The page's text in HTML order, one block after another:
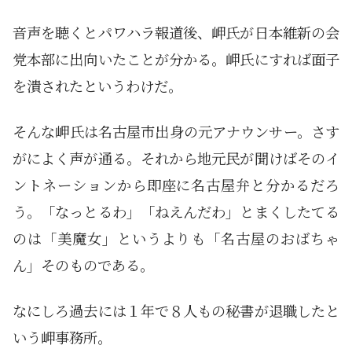
音声を聴くとパワハラ報道後、岬氏が日本維新の会
党本部に出向いたことが分かる。岬氏にすれば面子
を潰されたというわけだ。
そんな岬氏は名古屋市出身の元アナウンサー。さす
がによく声が通る。それから地元民が聞けばそのイ
ントネーションから即座に名古屋弁と分かるだろ
う。「なっとるわ」「ねえんだわ」とまくしたてる
のは「美魔女」というよりも「名古屋のおばちゃ
ん」そのものである。
なにしろ過去には１年で８人もの秘書が退職したと
いう岬事務所。